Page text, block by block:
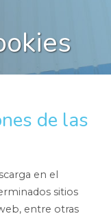
de las
en el
sitios
entre otras